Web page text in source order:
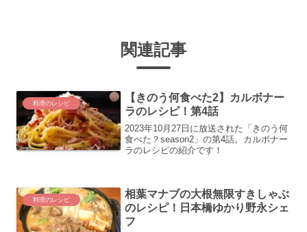
関連記事
料理のレシピ
【きのう何食べた2】カルボナー
ラのレシピ！第4話
2023年10月27日に放送された「きのう何
食べた？season2」の第4話。カルボナー
ラのレシピの紹介です！
料理のレシピ
相葉マナブの大根無限すきしゃぶ
のレシピ！日本橋ゆかり野永シェ
フ